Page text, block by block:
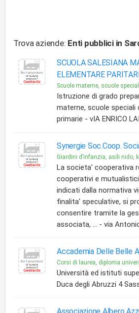
Trova aziende: Enti pubblici in
SCUOLA SALESIANA
ELEMENTARE
Scuole materne, scuole
Istruzione di grado
materne, scuole speciali
primarie - vIA ENRICO
Synergie Soc.Coop.
Giardini d’infanzia, asili nido,
La societa' cooperativa
cooperativi e
indicati dalla normativa
finalita' speculative, si
consentire tramite la
associata, ... - via
Accademia Delle Belle
Corsi di laurea, diploma
Università ed istituti
Duca degli Abruzzi 4